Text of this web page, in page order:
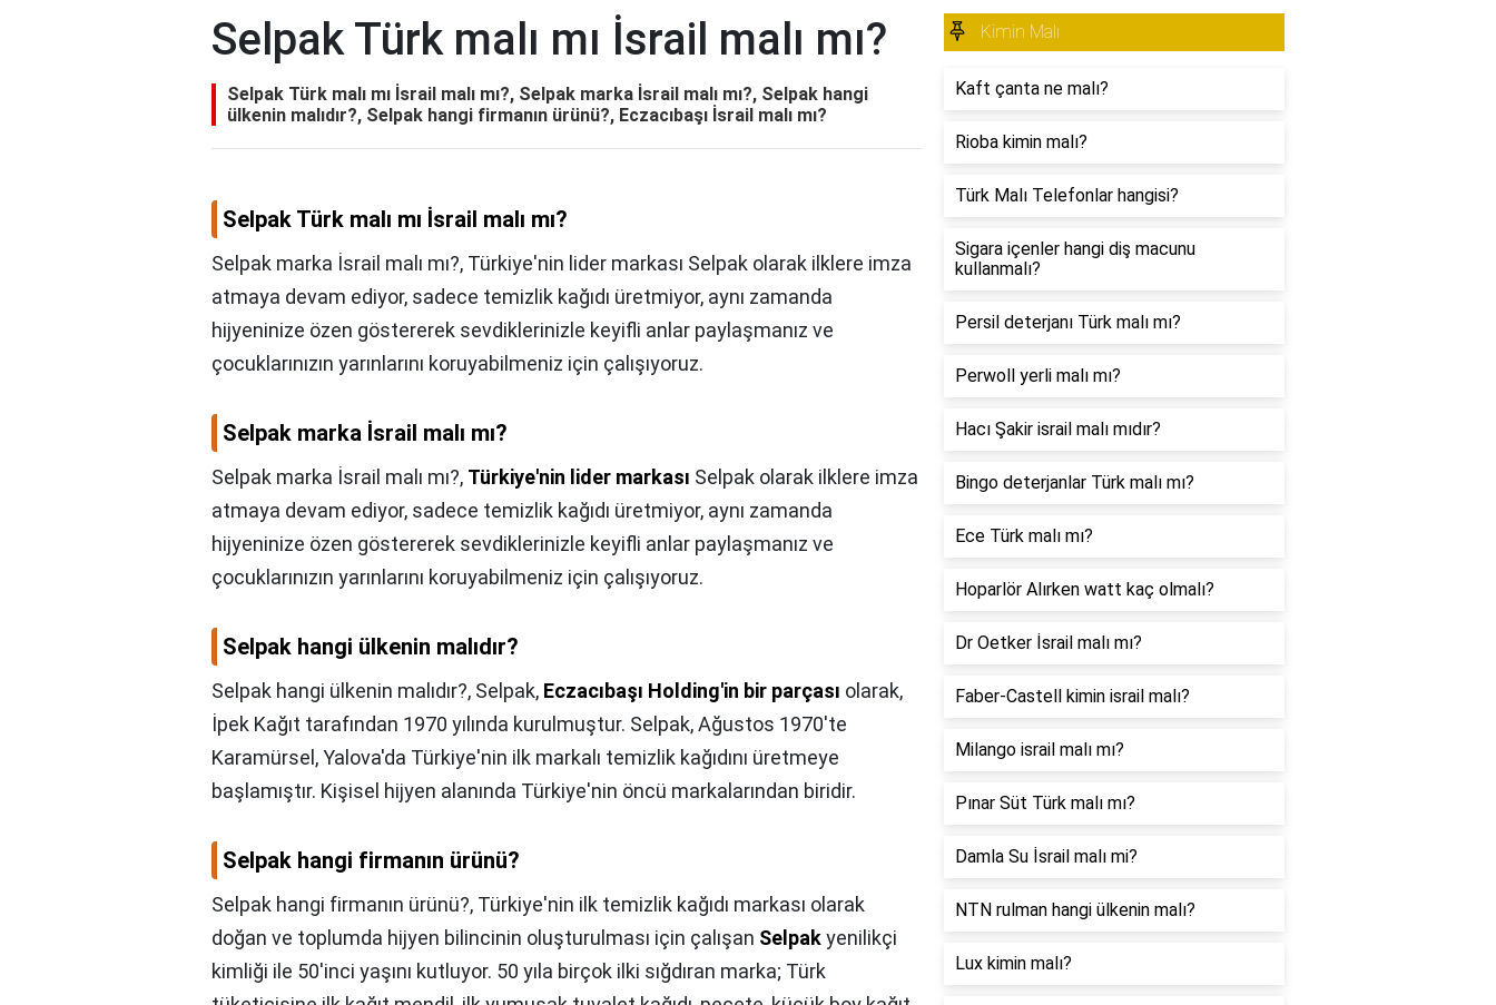
Selpak Türk malı mı İsrail malı mı?
Selpak Türk malı mı İsrail malı mı?, Selpak marka İsrail malı mı?, Selpak hangi
ülkenin malıdır?, Selpak hangi firmanın ürünü?, Eczacıbaşı İsrail malı mı?
Selpak Türk malı mı İsrail malı mı?
Selpak marka İsrail malı mı?, Türkiye'nin lider markası Selpak olarak ilklere imza
atmaya devam ediyor, sadece temizlik kağıdı üretmiyor, aynı zamanda
hijyeninize özen göstererek sevdiklerinizle keyifli anlar paylaşmanız ve
çocuklarınızın yarınlarını koruyabilmeniz için çalışıyoruz.
Selpak marka İsrail malı mı?
Selpak marka İsrail malı mı?, Türkiye'nin lider markası Selpak olarak ilklere imza
atmaya devam ediyor, sadece temizlik kağıdı üretmiyor, aynı zamanda
hijyeninize özen göstererek sevdiklerinizle keyifli anlar paylaşmanız ve
çocuklarınızın yarınlarını koruyabilmeniz için çalışıyoruz.
Selpak hangi ülkenin malıdır?
Selpak hangi ülkenin malıdır?, Selpak, Eczacıbaşı Holding'in bir parçası olarak,
İpek Kağıt tarafından 1970 yılında kurulmuştur. Selpak, Ağustos 1970'te
Karamürsel, Yalova'da Türkiye'nin ilk markalı temizlik kağıdını üretmeye
başlamıştır. Kişisel hijyen alanında Türkiye'nin öncü markalarından biridir.
Selpak hangi firmanın ürünü?
Selpak hangi firmanın ürünü?, Türkiye'nin ilk temizlik kağıdı markası olarak
doğan ve toplumda hijyen bilincinin oluşturulması için çalışan Selpakyenilikçi
kimliği ile 50'inci yaşını kutluyor. 50 yıla birçok ilki sığdıran marka; Türk
Kimin Malı
Kaft çanta ne malı?
Rioba kimin malı?
Türk Malı Telefonlar hangisi?
Sigara içenler hangi diş macunu
kullanmalı?
Persil deterjanı Türk malı mı?
Perwoll yerli malı mı?
Hacı Şakir israil malı mıdır?
Bingo deterjanlar Türk malı mı?
Ece Türk malı mı?
Hoparlör Alırken watt kaç olmalı?
Dr Oetker İsrail malı mı?
Faber-Castell kimin israil malı?
Milango israil malı mı?
Pınar Süt Türk malı mı?
Damla Su İsrail malı mi?
NTN rulman hangi ülkenin malı?
Lux kimin malı?